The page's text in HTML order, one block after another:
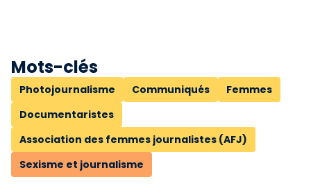
Mots-clés
Photojournalisme Communiqués
Femmes
Documentaristes
Association des femmes journalistes (AFJ)
Sexisme et journalisme